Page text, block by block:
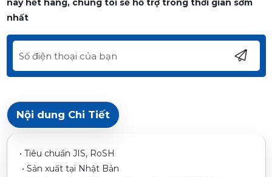
này hết hàng, chúng tôi sẽ hỗ trợ trong thời gian sớm
nhất
Nội dung Chi Tiết
• Tiêu chuẩn JIS, RoSH
• Sản xuất tại Nhật Bản